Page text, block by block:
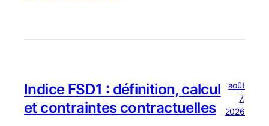
Indice FSD1 : définition, calcul
et contraintes contractuelles
août
7,
2026